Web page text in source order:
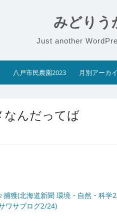
みどりう
Just another
八戸市民農園2023 月別アーカ
なんだってば
獲(北海道新聞 環境・自然・科学
ワサブログ2/24)